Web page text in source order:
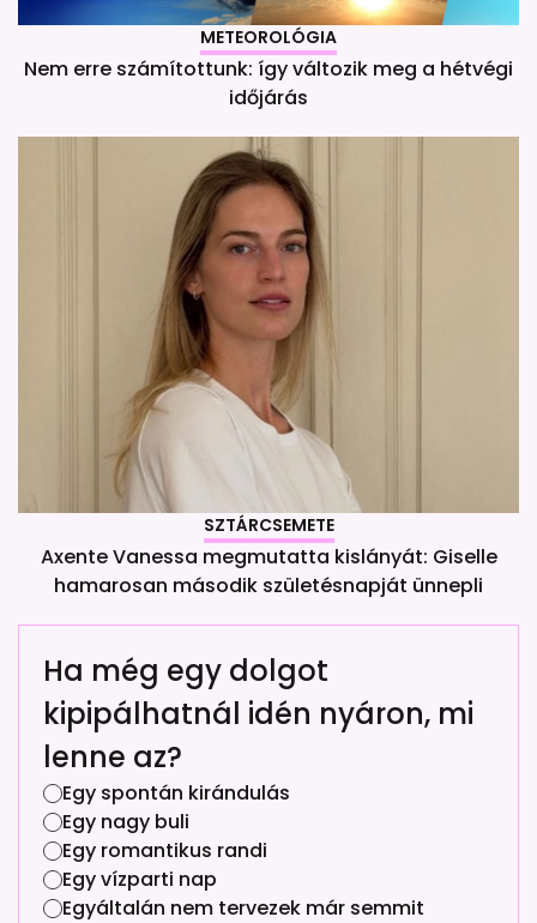
METEOROLÓGIA
Nem erre számítottunk: így változik meg a hétvégi
időjárás
SZTÁRCSEMETE
Axente Vanessa megmutatta kislányát: Giselle
hamarosan második születésnapját ünnepli
Ha még egy dolgot
kipipálhatnál idén nyáron, mi
lenne az?
Egy spontán kirándulás
Egy nagy buli
Egy romantikus randi
Egy vízparti nap
Egyáltalán nem tervezek már semmit